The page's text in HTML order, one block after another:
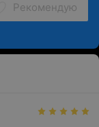
Рекомендую